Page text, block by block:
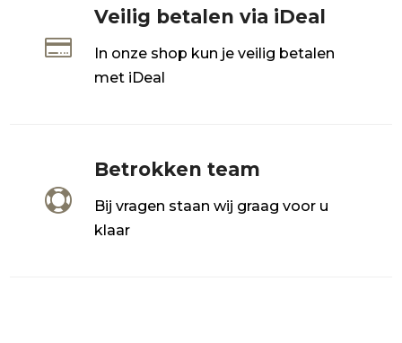

Veilig betalen via iDeal
In onze shop kun je veilig betalen
met iDeal

Betrokken team
Bij vragen staan wij graag voor u
klaar